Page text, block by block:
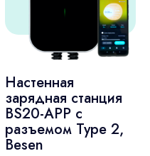
Настенная
зарядная станция
BS20-APP с
разъемом Type 2,
Besen